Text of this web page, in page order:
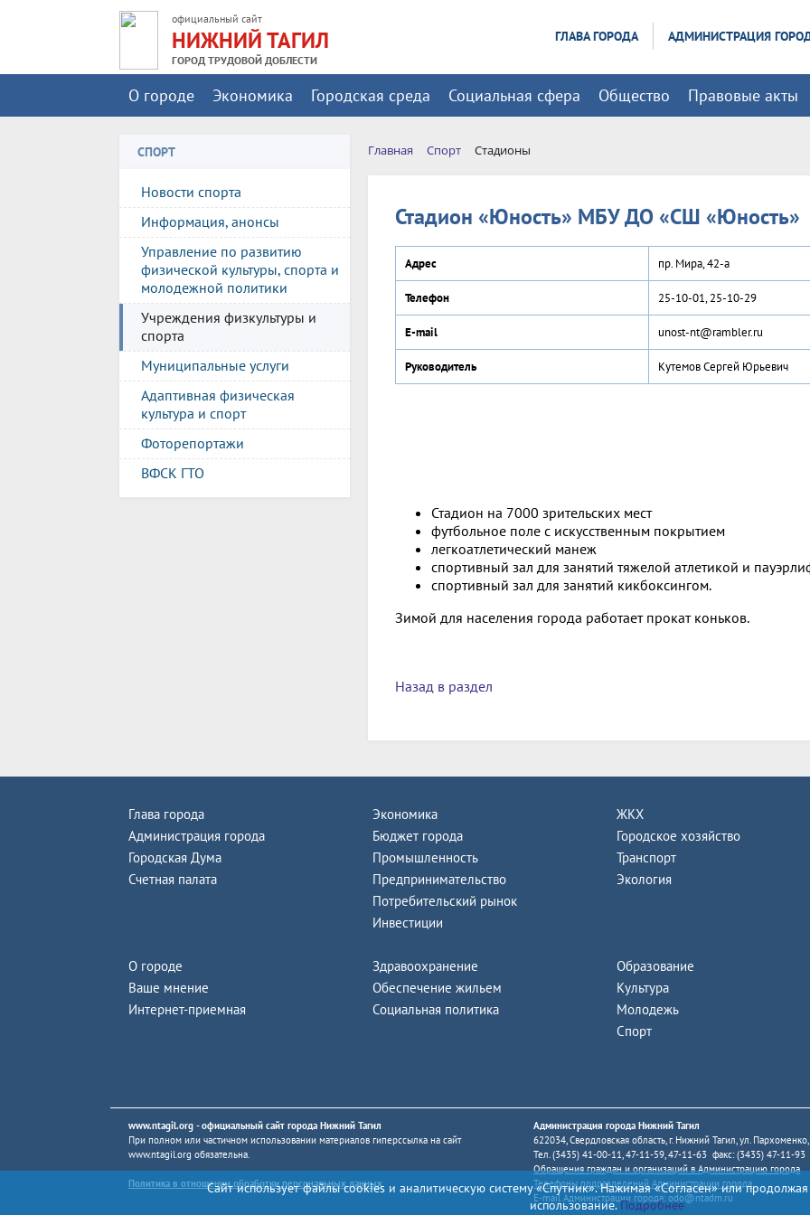
официальный сайт
НИЖНИЙ ТАГИЛ
ГОРОД ТРУДОВОЙ ДОБЛЕСТИ
ГЛАВА ГОРОДА АДМИНИСТРАЦИЯ
О городе Экономика Городская среда Социальная сфера Общество Правовые акты
СПОРТ
Новости спорта
Информация, анонсы
Управление по развитию
физической культуры, спорта и
молодежной политики
Учреждения физкультуры и
спорта
Муниципальные услуги
Адаптивная физическая
культура и спорт
Фоторепортажи
ВФСК ГТО
Главная Спорт Стадионы
Стадион «Юность» МБУ ДО «СШ «Юность»
Адрес пр. Мира, 42-а
Телефон 25-10-01, 25-10-29
E-mail unost-nt@rambler.ru
Руководитель Кутемов Сергей Юрьевич
Стадион на 7000 зрительских мест
футбольное поле с искусственным покрытием
легкоатлетический манеж
спортивный зал для занятий тяжелой атлетикой и
спортивный зал для занятий кикбоксингом.
Зимой для населения города работает прокат коньков.
Назад в раздел
Глава города
Администрация города
Городская Дума
Счетная палата
Экономика
Бюджет города
Промышленность
Предпринимательство
Потребительский рынок
Инвестиции
ЖКХ
Городское хозяйство
Транспорт
Экология
О городе
Ваше мнение
Интернет-приемная
Здравоохранение
Обеспечение жильем
Социальная политика
Образование
Культура
Молодежь
Спорт
www.ntagil.org - официальный сайт города Нижний Тагил
При полном или частичном использовании материалов гиперссылка на сайт
www.ntagil.org обязательна.
Политика в отношении обработки персональных данных
Администрация города Нижний Тагил
622034, Свердловская область, г. Нижний Тагил, ул.
Тел. (3435) 41-00-11, 47-11-59, 47-11-63 факс: (3435) 47-11-93
Обращения граждан и организаций в Администрацию города
Телефоны подразделений Администрации города
E-mail Администрации города:odo@ntadm.ru
Сайт использует файлы cookies и аналитическую систему «Спутник». Нажимая «Согласен» или
использование.Подробнее